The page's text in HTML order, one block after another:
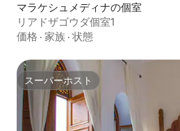
マラケシュメディナの個室
リアドザゴウダ個室1
価格 · 家族 · 状態
スーパーホスト
スーパーホスト